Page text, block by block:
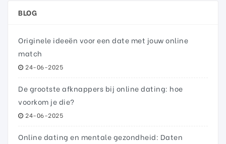
BLOG
Originele ideeën voor een date met jouw online
match
24-06-2025
De grootste afknappers bij online dating: hoe
voorkom je die?
24-06-2025
Online dating en mentale gezondheid: Daten